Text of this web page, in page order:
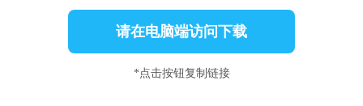
请在电脑端访问下载
*点击按钮复制链接